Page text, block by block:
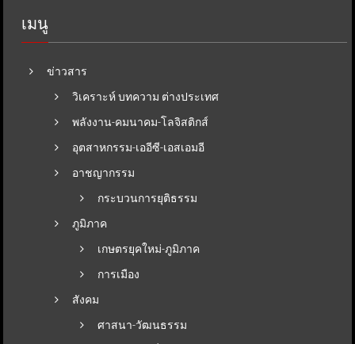
เมนู
ข่าวสาร
วิเคราะห์ บทความ ต่างประเทศ
พลังงาน-คมนาคม-โลจิสติกส์
อุตสาหกรรม-เออีซี-เอสเอมอี
อาชญากรรม
กระบวนการยุติธรรม
ภูมิภาค
เกษตรยุคใหม่-ภูมิภาค
การเมือง
สังคม
ศาสนา-วัฒนธรรม